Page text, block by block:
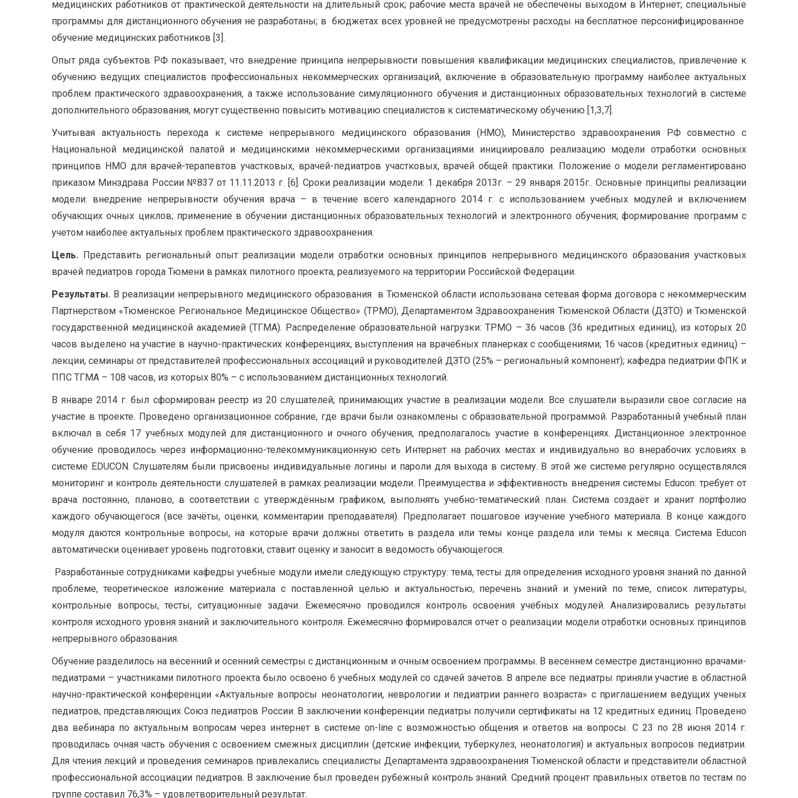
медицинских работников от практической деятельности на длительный срок; рабочие места врачей не обеспечены выходом в Интернет; специальные
программы для дистанционного обучения не разработаны; в бюджетах всех уровней не предусмотрены расходы на бесплатное персонифицированное
обучение медицинских работников [3].
Опыт ряда субъектов РФ показывает, что внедрение принципа непрерывности повышения квалификации медицинских специалистов, привлечение к
обучению ведущих специалистов профессиональных некоммерческих организаций, включение в образовательную программу наиболее актуальных
проблем практического здравоохранения, а также использование симуляционного обучения и дистанционных образовательных технологий в системе
дополнительного образования, могут существенно повысить мотивацию специалистов к систематическому обучению [1,3,7].
Учитывая актуальность перехода к системе непрерывного медицинского образования (НМО), Министерство здравоохранения РФ совместно с
Национальной медицинской палатой и медицинскими некоммерческими организациями инициировало реализацию модели отработки основных
принципов НМО для врачей-терапевтов участковых, врачей-педиатров участковых, врачей общей практики. Положение о модели регламентировано
приказом Минздрава России №837 от 11.11.2013 г. [6]. Сроки реализации модели: 1 декабря 2013г. – 29 января 2015г.. Основные принципы реализации
модели: внедрение непрерывности обучения врача – в течение всего календарного 2014 г. с использованием учебных модулей и включением
обучающих очных циклов; применение в обучении дистанционных образовательных технологий и электронного обучения; формирование программ с
учетом наиболее актуальных проблем практического здравоохранения.
Цель. Представить региональный опыт реализации модели отработки основных принципов непрерывного медицинского образования участковых
врачей педиатров города Тюмени в рамках пилотного проекта, реализуемого на территории Российской Федерации.
Результаты. В реализации непрерывного медицинского образования в Тюменской области использована сетевая форма договора с некоммерческим
Партнерством «Тюменское Региональное Медицинское Общество» (ТРМО), Департаментом Здравоохранения Тюменской Области (ДЗТО) и Тюменской
государственной медицинской академией (ТГМА). Распределение образовательной нагрузки: ТРМО – 36 часов (36 кредитных единиц), из которых 20
часов выделено на участие в научно-практических конференциях, выступления на врачебных планерках с сообщениями; 16 часов (кредитных единиц) –
лекции, семинары от представителей профессиональных ассоциаций и руководителей ДЗТО (25% – региональный компонент); кафедра педиатрии ФПК и
ППС ТГМА – 108 часов, из которых 80% – с использованием дистанционных технологий.
В январе 2014 г. был сформирован реестр из 20 слушателей, принимающих участие в реализации модели. Все слушатели выразили свое согласие на
участие в проекте. Проведено организационное собрание, где врачи были ознакомлены с образовательной программой. Разработанный учебный план
включал в себя 17 учебных модулей для дистанционного и очного обучения, предполагалось участие в конференциях. Дистанционное электронное
обучение проводилось через информационно-телекоммуникационную сеть Интернет на рабочих местах и индивидуально во внерабочих условиях в
системе EDUCON. Слушателям были присвоены индивидуальные логины и пароли для выхода в систему. В этой же системе регулярно осуществлялся
мониторинг и контроль деятельности слушателей в рамках реализации модели. Преимущества и эффективность внедрения системы Educon: требует от
врача постоянно, планово, в соответствии с утверждённым графиком, выполнять учебно-тематический план. Система создаёт и хранит портфолио
каждого обучающегося (все зачёты, оценки, комментарии преподавателя). Предполагает пошаговое изучение учебного материала. В конце каждого
модуля даются контрольные вопросы, на которые врачи должны ответить в раздела или темы конце раздела или темы к месяца. Система Educon
автоматически оценивает уровень подготовки, ставит оценку и заносит в ведомость обучающегося.
Разработанные сотрудниками кафедры учебные модули имели следующую структуру: тема, тесты для определения исходного уровня знаний по данной
проблеме, теоретическое изложение материала с поставленной целью и актуальностью, перечень знаний и умений по теме, список литературы,
контрольные вопросы, тесты, ситуационные задачи. Ежемесячно проводился контроль освоения учебных модулей. Анализировались результаты
контроля исходного уровня знаний и заключительного контроля. Ежемесячно формировался отчет о реализации модели отработки основных принципов
непрерывного образования.
Обучение разделилось на весенний и осенний семестры с дистанционным и очным освоением программы. В весеннем семестре дистанционно врачами-
педиатрами – участниками пилотного проекта было освоено 6 учебных модулей со сдачей зачетов. В апреле все педиатры приняли участие в областной
научно-практической конференции «Актуальные вопросы неонатологии, неврологии и педиатрии раннего возраста» с приглашением ведущих ученых
педиатров, представляющих Союз педиатров России. В заключении конференции педиатры получили сертификаты на 12 кредитных единиц. Проведено
два вебинара по актуальным вопросам через интернет в системе on-line с возможностью общения и ответов на вопросы. С 23 по 28 июня 2014 г.
проводилась очная часть обучения с освоением смежных дисциплин (детские инфекции, туберкулез, неонатология) и актуальных вопросов педиатрии.
Для чтения лекций и проведения семинаров привлекались специалисты Департамента здравоохранения Тюменской области и представители областной
профессиональной ассоциации педиатров. В заключение был проведен рубежный контроль знаний. Средний процент правильных ответов по тестам по
группе составил 76,3% – удовлетворительный результат.